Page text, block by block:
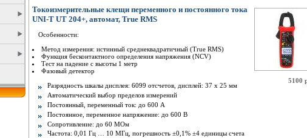
5100
Токоизмерительные клещи переменного и постоянного тока
UNI-T UT 204+, автомат, True RMS
Особенности:
Метод измерения: истинный среднеквадратичный (True RMS)
Функция бесконтактного определения напряжения (NCV)
Тест на падение с высоты 1 метр
Фазовый детектор
Разрядность шкалы дисплея: 6099 отсчетов, дисплей: 37 х 25 мм
Автоматический выбор пределов измерений
Постоянный, переменный ток: до 600 А
Постоянное, переменное напряжение: до 600 В
Сопротивление: до 60 МОм
Частота: 0,01 Гц … 10 МГц, погрешность ±0,1% ±4 единицы счета